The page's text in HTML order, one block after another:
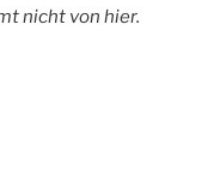
nicht von hier.